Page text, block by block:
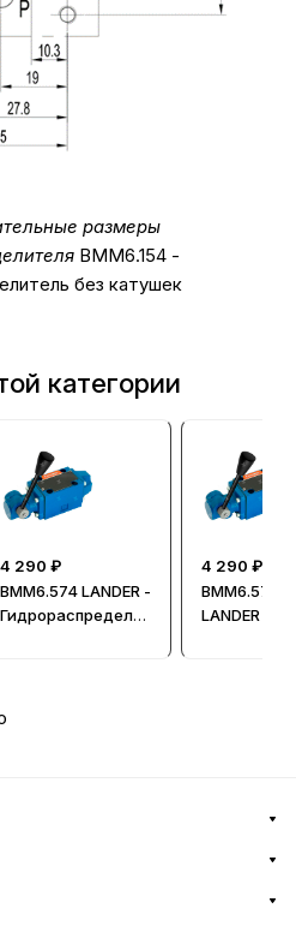
размеры
ВММ6.154 -
без катушек
категории
4 290 ₽
ВММ6.574 LANDER -
Гидрораспредели
4 290 ₽
ВММ6.574Ф
LANDER -